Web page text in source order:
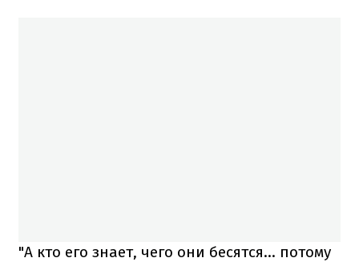
"А кто его знает, чего они бесятся... потому